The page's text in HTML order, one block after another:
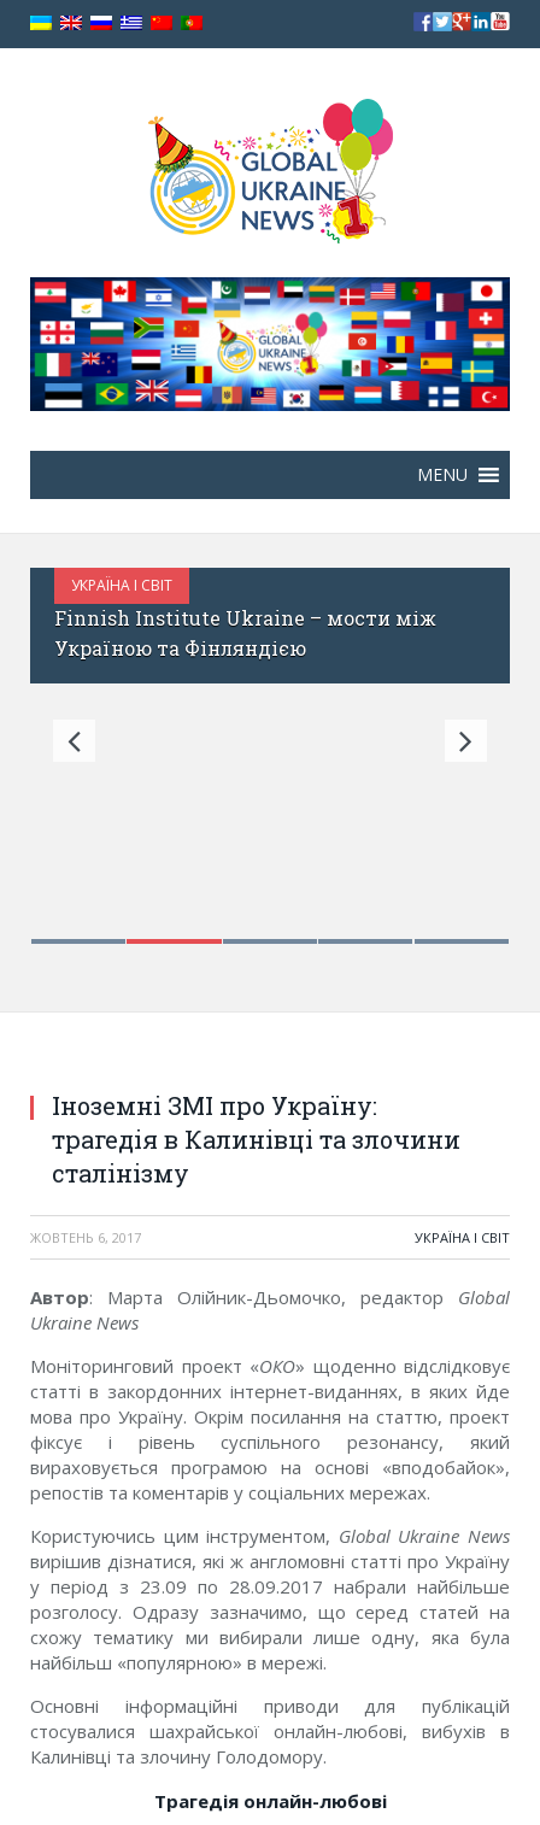
УКРАЇНА І СВІТ
ЖОВТЕНЬ 31, 2017
Finnish Institute Ukraine – мости між
Україною та Фінляндією
Іноземні ЗМІ про Україну:
трагедія в Калинівці та злочини
сталінізму
ЖОВТЕНЬ 6, 2017 УКРАЇНА І СВІТ
Автор: Марта Олійник-Дьомочко, редактор Global
Ukraine News
Моніторинговий проект «ОКО» щоденно відслідковує
статті в закордонних інтернет-виданнях, в яких йде
мова про Україну. Окрім посилання на статтю, проект
фіксує і рівень суспільного резонансу, який
вираховується програмою на основі «вподобайок»,
репостів та коментарів у соціальних мережах.
Користуючись цим інструментом, Global Ukraine News
вирішив дізнатися, які ж англомовні статті про Україну
у період з 23.09 по 28.09.2017 набрали найбільше
розголосу. Одразу зазначимо, що серед статей на
схожу тематику ми вибирали лише одну, яка була
найбільш «популярною» в мережі.
Основні інформаційні приводи для публікацій
стосувалися шахрайської онлайн-любові, вибухів в
Калинівці та злочину Голодомору.
Трагедія онлайн-любові